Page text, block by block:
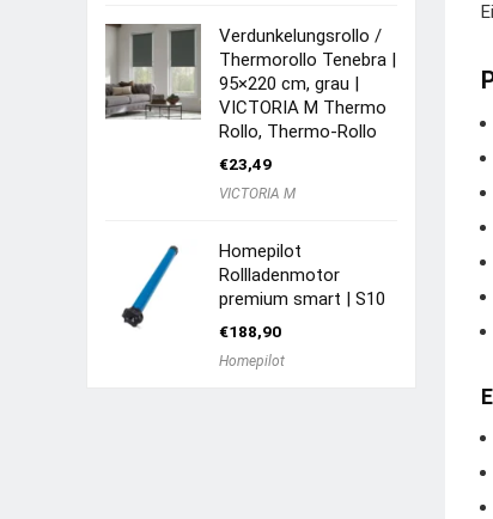
Verdunkelungsrollo /
Thermorollo Tenebra |
95×220 cm, grau |
VICTORIA M Thermo
Rollo, Thermo-Rollo
€23,49
VICTORIA M
Homepilot
Rollladenmotor
premium smart | S10
€188,90
Homepilot